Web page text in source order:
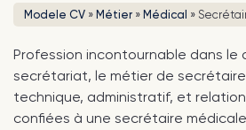
Modele CV » Métier » Médical »
Profession incontournable dans le
secrétariat, le métier de
technique, administratif, et
confiées à une secrétaire